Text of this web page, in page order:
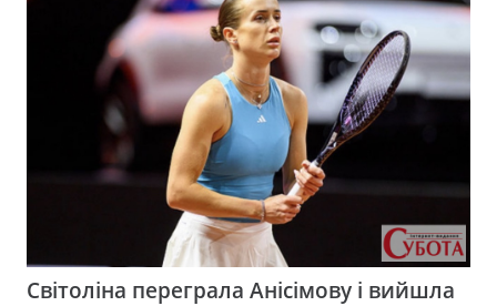
Світоліна переграла Анісімову і вийшла